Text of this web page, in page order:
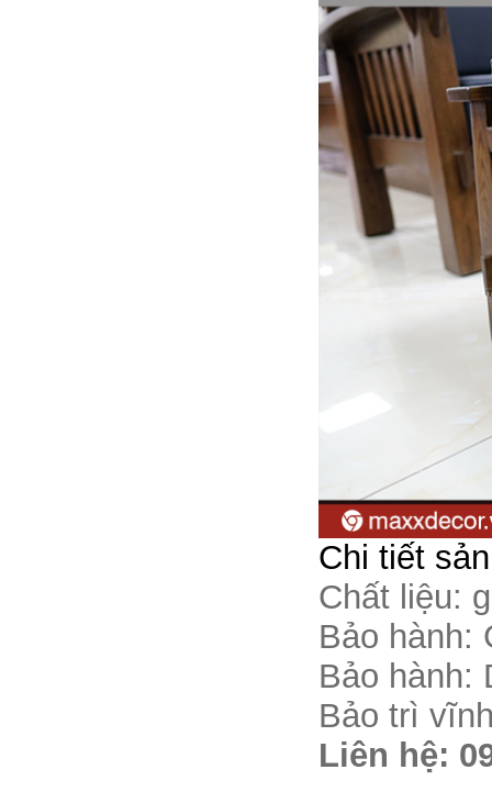
Chi tiết
Chất liệu:
Bảo hành:
Bảo hành:
Bảo trì
Liên hệ: